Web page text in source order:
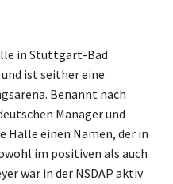
in Stuttgart-Bad
ist seither eine
Benannt nach
Manager und
einen Namen, der in
im positiven als auch
war in der NSDAP aktiv